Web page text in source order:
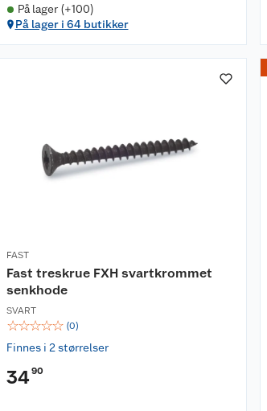
På lager (+100)
På lager i 64 butikker
FAST
Fast treskrue FXH svartkrommet
senkhode
SVART
☆☆☆☆☆ (0)
Finnes i 2 størrelser
3490